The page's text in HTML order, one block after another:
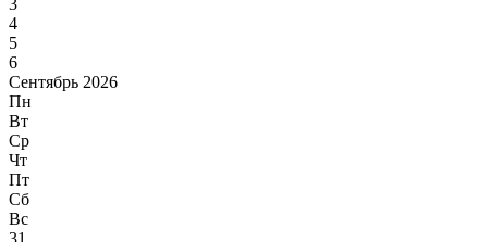
3
4
5
6
Сентябрь 2026
Пн
Вт
Ср
Чт
Пт
Сб
Вс
31